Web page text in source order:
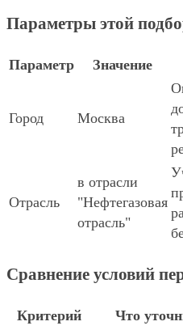
Параметры этой
Параметр Значение
Город Москва
Отрасль
в отрасли
"Нефтегазовая
отрасль"
Сравнение условий
Критерий Что